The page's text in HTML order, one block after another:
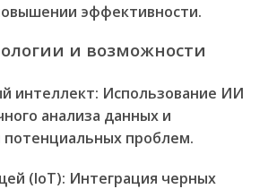
эффективности.
и возможности
интеллект: Использование ИИ
анализа данных и
потенциальных проблем.
(IoT): Интеграция черных